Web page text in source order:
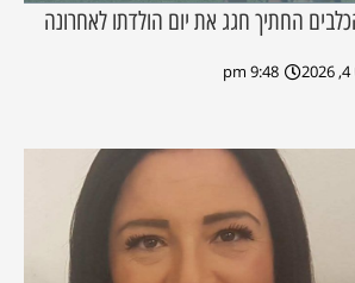
החתיך חגג את יום הולדתו לאחרונה
9:48 pm